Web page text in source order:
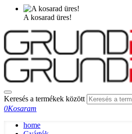
A kosarad üres!
Keresés a termékek között
0Kosaram
home